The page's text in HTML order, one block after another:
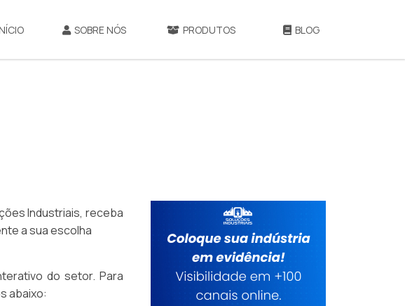
SOBRE NÓS PRODUTOS BLOG
Industriais, receba
a sua escolha
do setor. Para
abaixo: